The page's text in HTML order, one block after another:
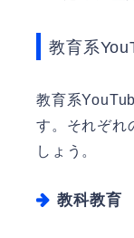
教育系
教育系
す。それぞれ
しょう。
教科教育